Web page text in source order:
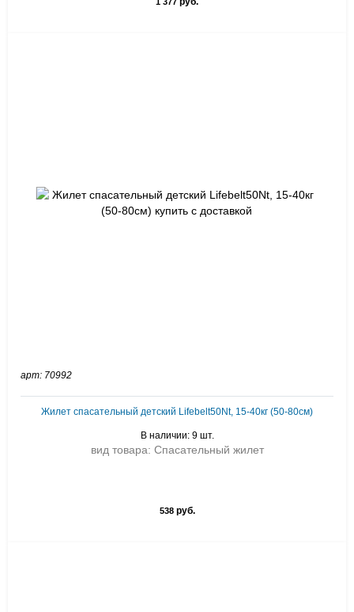
арт: 70992
Жилет спасательный детский Lifebelt50Nt, 15-40кг (50-80см)
В наличии: 9 шт.
вид товара: Спасательный жилет
538руб.